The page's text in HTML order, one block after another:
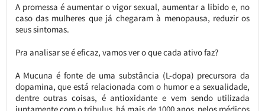
A promessa é aumentar o vigor sexual, aumentar a libido e, no
caso das mulheres que já chegaram à menopausa, reduzir os
seus sintomas.
Pra analisar se é eficaz, vamos ver o que cada ativo faz?
A Mucuna é fonte de uma substância (L-dopa) precursora da
dopamina, que está relacionada com o humor e a sexualidade,
dentre outras coisas, é antioxidante e vem sendo utilizada
juntamente com o tribulus há mais de 1000 anos pelos médicos